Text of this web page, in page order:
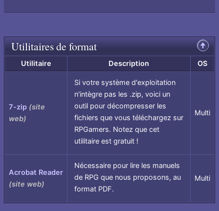
Remonter
en
haut
de
Utilitaires de format
Utilitaire Description OS
7-zip (site
web)
Si votre système d'exploitation
n'intègre pas les .zip, voici un
outil pour décompresser les
fichiers que vous téléchargez sur
RPGamers. Notez que cet
utilitaire est gratuit !
Multi
Acrobat Reader
(site web)
Nécessaire pour lire les manuels
de RPG que nous proposons, au
format PDF.
Multi